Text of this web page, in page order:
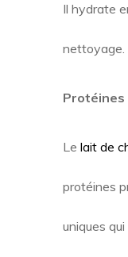
Il hydrate
nettoyage.
Le lait de
protéines
uniques